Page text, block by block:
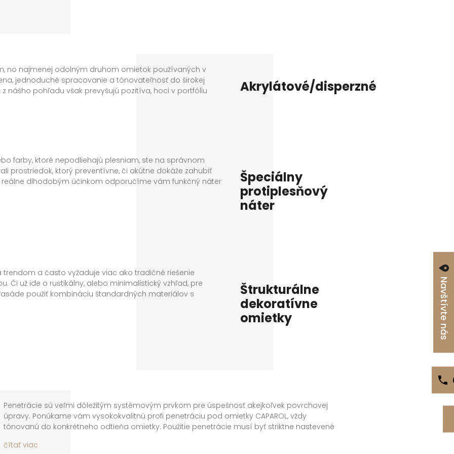
Navštívte nás
Akrylátové/disperzné
no najmenej odolným druhom omietok používaných v
jednoduché spracovanie a tónovateľnosť do širokej
nášho pohľadu však prevyšujú pozitíva, hoci v portfóliu
akrylátové omietky podľa nášho názoru hodia viac na
Špeciálny
protiplesňový
náter
farby, ktoré nepodliehajú plesniam, ste na správnom
prostriedok, ktorý preventívne, či akútne dokáže zahubiť
reálne dlhodobým účinkom odporučíme vám funkčný náter
trvalý účinok CAPAROL odporúča použiť aj fasádnu farbu,
Štrukturálne
dekoratívne
omietky
a často vyžaduje viac ako tradičné riešenie
Či už ide o rustikálny, alebo minimalistický vzhľad, pre
použiť kombináciu štandardných materiálov s
povrchov zahŕňa rôzne možnosti omietok,
Penetrácie sú veľmi dôležitým systémovým prvkom pre úspešnosť akejkoľvek povrchovej
úpravy. Ponúkame vám vysokokvalitnú profi penetráciu pod omietky CAPAROL, vždy
tónovanú do konkrétneho odtieňa omietky. Použitie penetrácie musí byť striktne nastevené
veľmi dôležitá je aj jeho kompatibilita s chemickým zložením finálneho náteru alebo farby.
čítať viac